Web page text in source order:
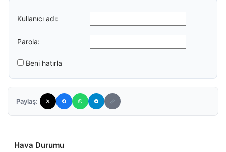
Kullanıcı adı:
Parola:
Beni hatırla
Paylaş:
Hava Durumu